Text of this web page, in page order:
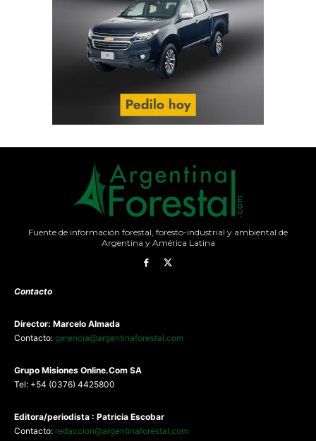
Fuente de información forestal, foresto-industrial y ambiental de
Argentina y América Latina
Contacto
Director: Marcelo Almada
Contacto: gerencia@argentinaforestal.com
Grupo Misiones Online.Com SA
Tel: +54 (0376) 4425800
Editora/periodista : Patricia Escobar
Contacto: redaccion@argentinaforestal.com